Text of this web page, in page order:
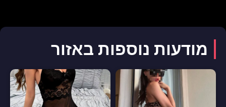
מודעות נוספות באזור